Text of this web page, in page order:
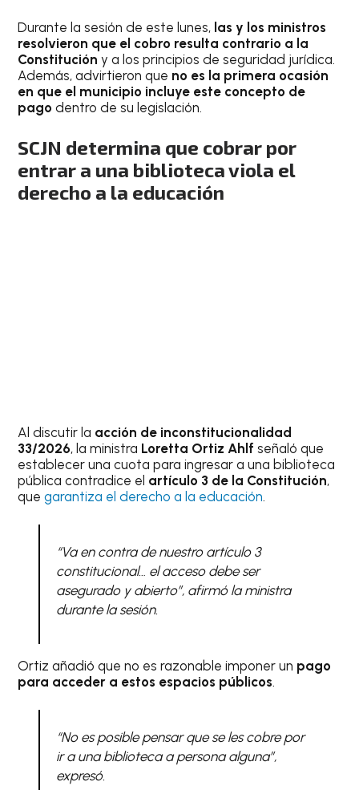
Durante la sesión de este lunes, las y los ministros
resolvieron que el cobro resulta contrario a la
Constitución y a los principios de seguridad jurídica.
Además, advirtieron que no es la primera ocasión
en que el municipio incluye este concepto de
pago dentro de su legislación.
SCJN determina que cobrar por
entrar a una biblioteca viola el
derecho a la educación
Al discutir la acción de inconstitucionalidad
33/2026, la ministra Loretta Ortiz Ahlf señaló que
establecer una cuota para ingresar a una biblioteca
pública contradice el artículo 3 de la Constitución,
quegarantiza el derecho a la educación.
“Va en contra de nuestro artículo 3
constitucional… el acceso debe ser
asegurado y abierto”, afirmó la ministra
durante la sesión.
Ortiz añadió que no es razonable imponer un pago
para acceder a estos espacios públicos.
“No es posible pensar que se les cobre por
ir a una biblioteca a persona alguna”,
expresó.